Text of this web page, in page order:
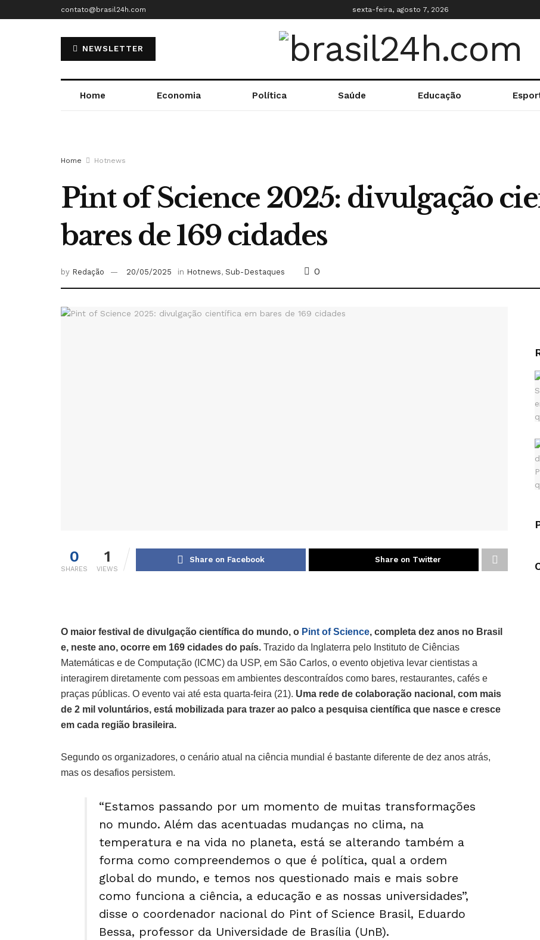
contato@brasil24h.com sexta-feira, agosto 7, 2026
NEWSLETTER
Home Economia Política Saúde Educação
Home Hotnews
Pint of Science 2025: divulgação
bares de 169 cidades
by Redação 20/05/2025 in Hotnews, Sub-Destaques 0
0
SHARES
1
VIEWS
Share on Facebook Share on Twitter
O maior festival de divulgação científica do mundo, o Pint of Science, completa dez anos no Brasil
e, neste ano, ocorre em 169 cidades do país. Trazido da Inglaterra pelo Instituto de Ciências
Matemáticas e de Computação (ICMC) da USP, em São Carlos, o evento objetiva levar cientistas a
interagirem diretamente com pessoas em ambientes descontraídos como bares, restaurantes, cafés e
praças públicas. O evento vai até esta quarta-feira (21). Uma rede de colaboração nacional, com mais
de 2 mil voluntários, está mobilizada para trazer ao palco a pesquisa científica que nasce e cresce
em cada região brasileira.
Segundo os organizadores, o cenário atual na ciência mundial é bastante diferente de dez anos atrás,
mas os desafios persistem.
“Estamos passando por um momento de muitas transformações
no mundo. Além das acentuadas mudanças no clima, na
temperatura e na vida no planeta, está se alterando também a
forma como compreendemos o que é política, qual a ordem
global do mundo, e temos nos questionado mais e mais sobre
como funciona a ciência, a educação e as nossas universidades”,
disse o coordenador nacional do Pint of Science Brasil, Eduardo
Bessa, professor da Universidade de Brasília (UnB).